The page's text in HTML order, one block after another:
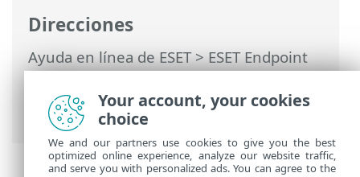
Direcciones
Ayuda en línea de ESET>ESET Endpoint
Security for Android>Documentación
para equipos administrados de forma
remota
Your account, your cookies
choice
We and our partners use cookies to give you the best
optimized online experience, analyze our website traffic,
and serve you with personalized ads. You can agree to the